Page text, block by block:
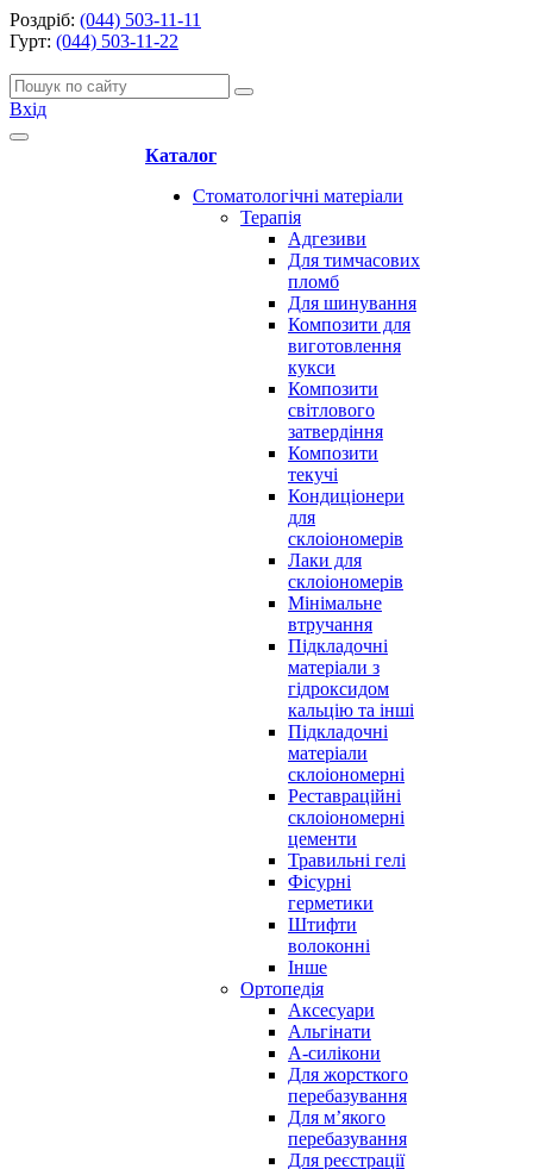
Роздріб: (044) 503-11-11
Гурт: (044) 503-11-22
Вхід
Каталог
Стоматологічні матеріали
Терапія
Адгезиви
Для тимчасових
пломб
Для шинування
Композити для
виготовлення
кукси
Композити
світлового
затвердіння
Композити
текучі
Кондиціонери
для
склоіономерів
Лаки для
склоіономерів
Мінімальне
втручання
Підкладочні
матеріали з
гідроксидом
кальцію та інші
Підкладочні
матеріали
склоіономерні
Реставраційні
склоіономерні
цементи
Травильні гелі
Фісурні
герметики
Штифти
волоконні
Інше
Ортопедія
Аксесуари
Альгінати
А-силікони
Для жорсткого
перебазування
Для м’якого
перебазування
Для реєстрації